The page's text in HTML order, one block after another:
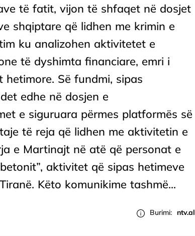
të fatit, vijon të shfaqet në dosjet
shqiptare që lidhen me krimin e
ku analizohen aktivitetet e
të dyshimta financiare, emri i
Së fundmi, sipas
edhe në dosjen e
e siguruara përmes platformës së
të reja që lidhen me aktivitetin e
e Martinajt në atë që personat e
aktivitet që sipas hetimeve
Këto komunikime tashmë...
Burimi: ntv.al